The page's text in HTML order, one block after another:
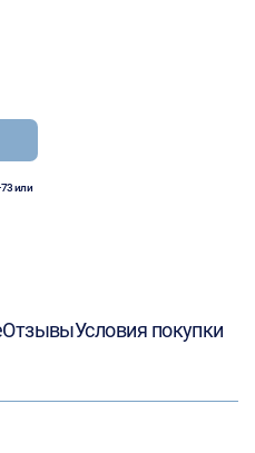
или
ОтзывыУсловия покупки